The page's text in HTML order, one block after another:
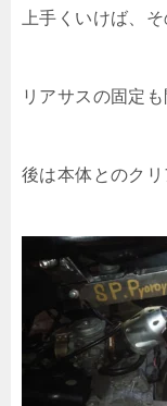
上手くいけば、
リアサスの固定
後は本体とのクリ